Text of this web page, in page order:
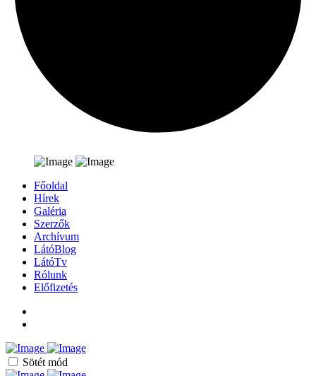
Főoldal
Hírek
Galéria
Szerzők
Archívum
LátóBlog
LátóTv
Rólunk
Előfizetés
Sötét mód